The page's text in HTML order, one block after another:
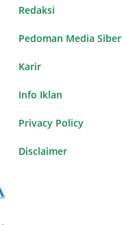
Redaksi
Pedoman Media Siber
Karir
Info Iklan
Privacy Policy
Disclaimer